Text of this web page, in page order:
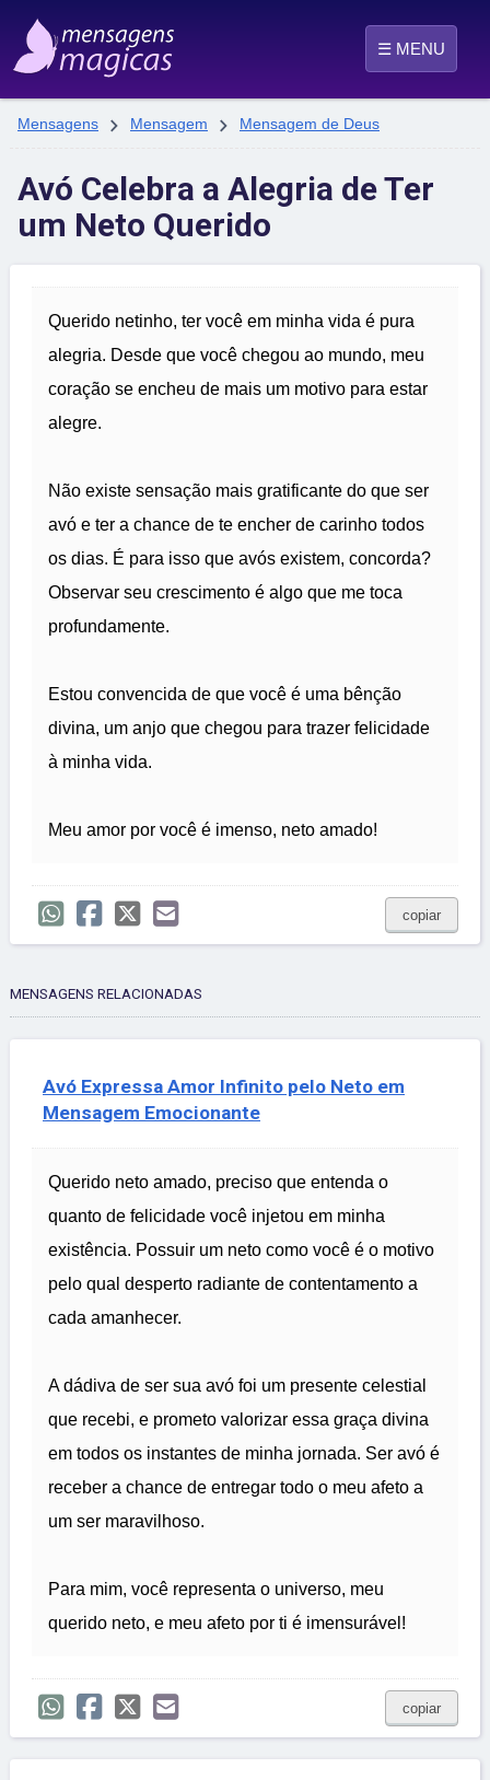
☰ MENU
Mensagens  Mensagem  Mensagem de Deus
Avó Celebra a Alegria de Ter
um Neto Querido
Querido netinho, ter você em minha vida é pura
alegria. Desde que você chegou ao mundo, meu
coração se encheu de mais um motivo para estar
alegre.
Não existe sensação mais gratificante do que ser
avó e ter a chance de te encher de carinho todos
os dias. É para isso que avós existem, concorda?
Observar seu crescimento é algo que me toca
profundamente.
Estou convencida de que você é uma bênção
divina, um anjo que chegou para trazer felicidade
à minha vida.
Meu amor por você é imenso, neto amado!
copiar
MENSAGENS RELACIONADAS
Avó Expressa Amor Infinito pelo Neto em
Mensagem Emocionante
Querido neto amado, preciso que entenda o
quanto de felicidade você injetou em minha
existência. Possuir um neto como você é o motivo
pelo qual desperto radiante de contentamento a
cada amanhecer.
A dádiva de ser sua avó foi um presente celestial
que recebi, e prometo valorizar essa graça divina
em todos os instantes de minha jornada. Ser avó é
receber a chance de entregar todo o meu afeto a
um ser maravilhoso.
Para mim, você representa o universo, meu
querido neto, e meu afeto por ti é imensurável!
copiar